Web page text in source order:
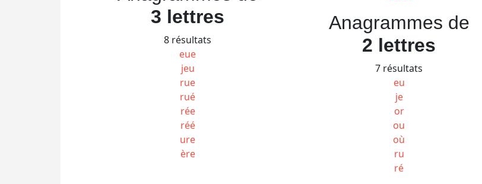
3 lettres
8 résultats
eue
jeu
rue
rué
rée
réé
ure
ère
Anagrammes de
2 lettres
7 résultats
eu
je
or
ou
où
ru
ré